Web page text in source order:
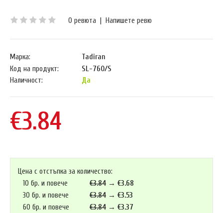
0 ревюта Напишете ревю
Марка:
Tadiran
Код на продукт:
SL-760/S
Наличност:
Да
€3.84
Цена с отстъпка за количество:
10 бр. и повече
€3.84 → €3.68
30 бр. и повече
€3.84 → €3.53
60 бр. и повече
€3.84 → €3.37